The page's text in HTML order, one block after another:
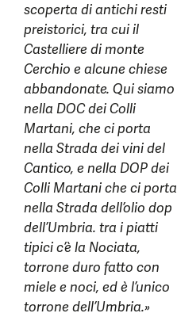
scoperta di antichi resti
preistorici, tra cui il
Castelliere di monte
Cerchio e alcune chiese
abbandonate. Qui siamo
nella DOC dei Colli
Martani, che ci porta
nella Strada dei vini del
Cantico, e nella DOP dei
Colli Martani che ci porta
nella Strada dell’olio dop
dell’Umbria. tra i piatti
tipici c’è la Nociata,
torrone duro fatto con
miele e noci, ed è l’unico
torrone dell’Umbria.»